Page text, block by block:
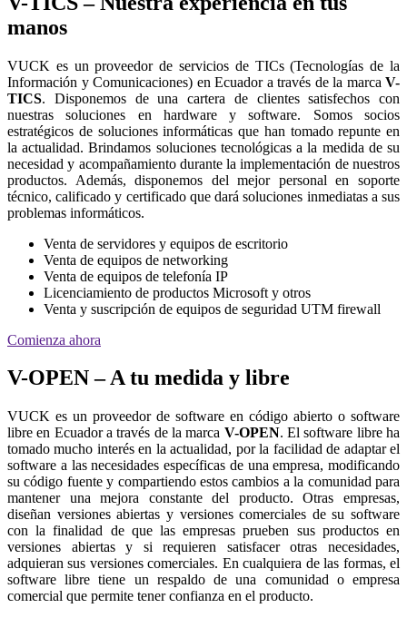
manos
VUCK es un proveedor de servicios de TICs (Tecnologías de la
Información y Comunicaciones) en Ecuador a través de la marca V-
TICS. Disponemos de una cartera de clientes satisfechos con
nuestras soluciones en hardware y software. Somos socios
estratégicos de soluciones informáticas que han tomado repunte en
la actualidad. Brindamos soluciones tecnológicas a la medida de su
necesidad y acompañamiento durante la implementación de nuestros
productos. Además, disponemos del mejor personal en soporte
técnico, calificado y certificado que dará soluciones inmediatas a sus
problemas informáticos.
Venta de servidores y equipos de escritorio
Venta de equipos de networking
Venta de equipos de telefonía IP
Licenciamiento de productos Microsoft y otros
Venta y suscripción de equipos de seguridad UTM firewall
Comienza ahora
V-OPEN – A tu medida y libre
VUCK es un proveedor de software en código abierto o software
libre en Ecuador a través de la marca V-OPEN. El software libre ha
tomado mucho interés en la actualidad, por la facilidad de adaptar el
software a las necesidades específicas de una empresa, modificando
su código fuente y compartiendo estos cambios a la comunidad para
mantener una mejora constante del producto. Otras empresas,
diseñan versiones abiertas y versiones comerciales de su software
con la finalidad de que las empresas prueben sus productos en
versiones abiertas y si requieren satisfacer otras necesidades,
adquieran sus versiones comerciales. En cualquiera de las formas, el
software libre tiene un respaldo de una comunidad o empresa
comercial que permite tener confianza en el producto.